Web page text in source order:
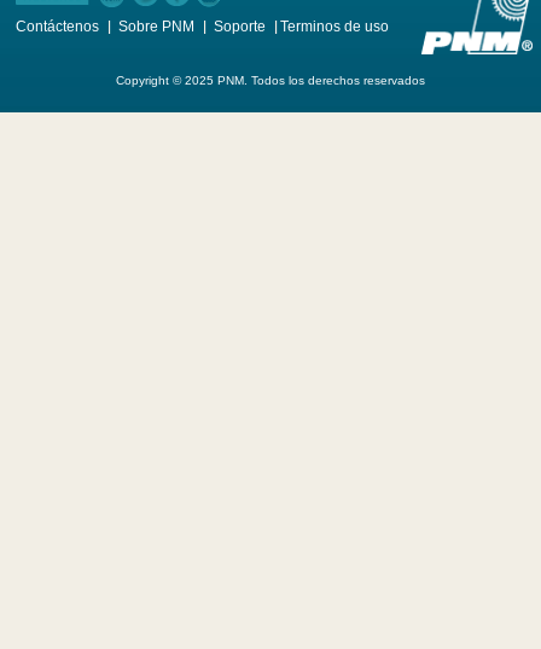
Contáctenos Sobre PNM Soporte Terminos de uso
Copyright © 2025 PNM. Todos los derechos reservados